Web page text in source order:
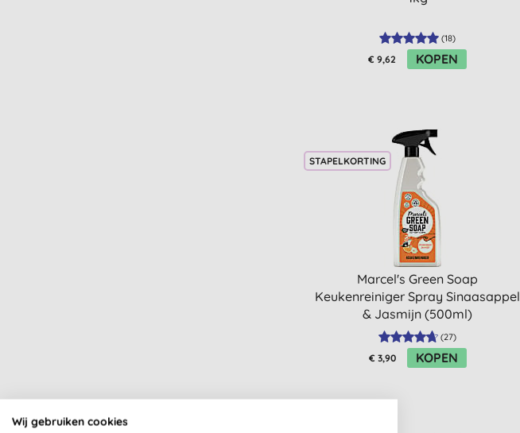
(18)
€ 9,62 KOPEN
STAPELKORTING
Marcel's Green Soap
Keukenreiniger Spray Sinaasappel
& Jasmijn (500ml)
(27)
€ 3,90 KOPEN
Wij gebruiken cookies